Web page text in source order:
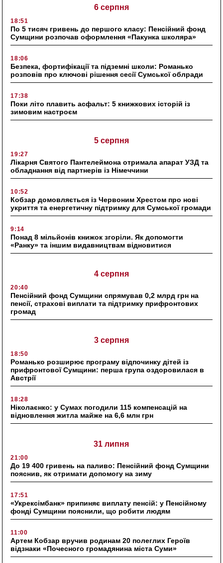
6 серпня
18:51
По 5 тисяч гривень до першого класу: Пенсійний фонд
Сумщини розпочав оформлення «Пакунка школяра»
18:06
Безпека, фортифікації та підземні школи: Романько
розповів про ключові рішення сесії Сумської облради
17:38
Поки літо плавить асфальт: 5 книжкових історій із
зимовим настроєм
5 серпня
19:27
Лікарня Святого Пантелеймона отримала апарат УЗД та
обладнання від партнерів із Німеччини
10:52
Кобзар домовляється із Червоним Хрестом про нові
укриття та енергетичну підтримку для Сумської громади
9:14
Понад 8 мільйонів книжок згоріли. Як допомогти
«Ранку» та іншим видавництвам відновитися
4 серпня
20:40
Пенсійний фонд Сумщини спрямував 0,2 млрд грн на
пенсії, страхові виплати та підтримку прифронтових
громад
3 серпня
18:50
Романько розширює програму відпочинку дітей із
прифронтової Сумщини: перша група оздоровилася в
Австрії
18:28
Ніколаєнко: у Сумах погодили 115 компенсацій на
відновлення житла майже на 6,6 млн грн
31 липня
21:00
До 19 400 гривень на паливо: Пенсійний фонд Сумщини
пояснив, як отримати допомогу на зиму
17:51
«Укрексімбанк» припиняє виплату пенсій: у Пенсійному
фонді Сумщини пояснили, що робити людям
11:00
Артем Кобзар вручив родинам 20 полеглих Героїв
відзнаки «Почесного громадянина міста Суми»